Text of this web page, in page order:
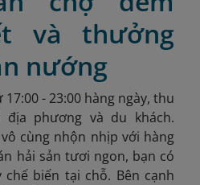
và thưởng
nướng
- 23:00 hàng ngày, thu
phương và du khách.
cùng nhộn nhịp với hàng
hải sản tươi ngon, bạn có
biến tại chỗ. Bên cạnh